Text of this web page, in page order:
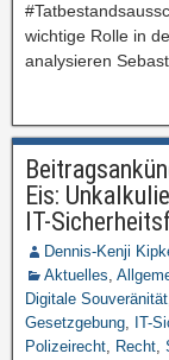
wichtige Rolle in
analysieren
Eis:
IT-
Dennis-Kenji
Aktuelles,
Digitale Souveränität
Gesetzgebung, IT-
Polizeirecht, Recht,